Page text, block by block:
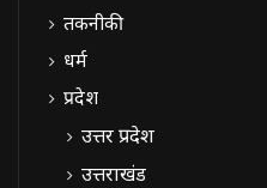
तकनीकी
धर्म
प्रदेश
उत्तर प्रदेश
उत्तराखंड